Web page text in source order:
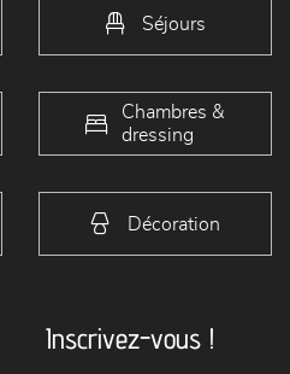
Séjours
Chambres &
dressing
Décoration
Inscrivez-vous !